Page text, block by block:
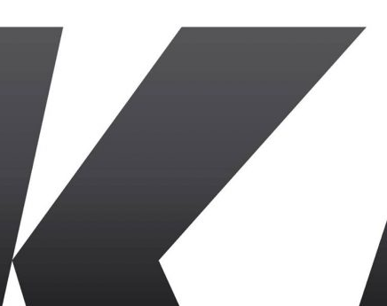
Pour ce match face à des adversaires plus âgées et plus
agressivité.
Message reçu 5/5 puisque le 1er quart se soldait par un 2-30.
Les filles ont vraiment réalisé cet effort collectif en essayant
place à chaque entraînement.
Certes l’adversité était faible et tout n’était pas parfait
volonté de progresser était omniprésente.
Continuons ainsi quelque soit notre prochain adversaire.
Christophe
DD – R2
Malgré les difficultés à préparer ce match (absences et